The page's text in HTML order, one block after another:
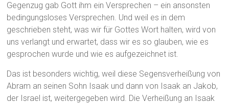
Gegenzug gab Gott ihm ein Versprechen – ein ansonsten
bedingungsloses Versprechen. Und weil es in dem
geschrieben steht, was wir für Gottes Wort halten, wird von
uns verlangt und erwartet, dass wir es so glauben, wie es
gesprochen wurde und wie es aufgezeichnet ist.
Das ist besonders wichtig, weil diese Segensverheißung von
Abram an seinen Sohn Isaak und dann von Isaak an Jakob,
der Israel ist, weitergegeben wird. Die Verheißung an Isaak